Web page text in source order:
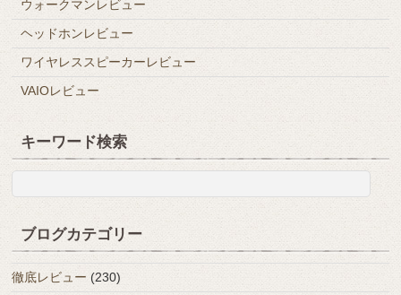
ウォークマンレビュー
ヘッドホンレビュー
ワイヤレススピーカーレビュー
VAIOレビュー
キーワード検索
ブログカテゴリー
徹底レビュー (230)